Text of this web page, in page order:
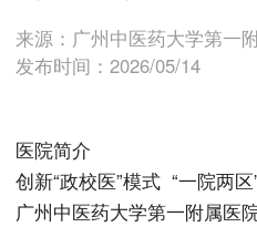
来源：广州中医药大学第一
发布时间：2026/05/14
医院简介
创新“政校医”模式 “一院两
广州中医药大学第一附属医